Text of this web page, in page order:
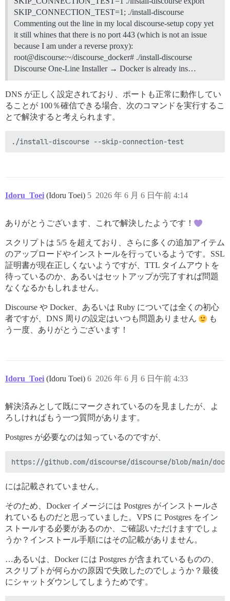
* TLSv1.3 (IN), TLS handshake, Certificate (11):
* TLSv1.3 (IN), TLS handshake, CERT verify (15):
* TLSv1.3 (IN), TLS handshake, Finished (20):
* TLSv1.3 (OUT), TLS change cipher, Change cipher
* TLSv1.3 (OUT), TLS handshake, Finished (20):
* SSL connection using TLSv1.3 /
* ALPN: server accepted http/1.1
* Server certificate:
*  start date: Jun  6 00:26:43 2026 GMT
*  expire date: Sep  4 00:26:42 2026 GMT
*  subjectAltName: host "metabolism.logophilia.eu"
*  issuer: C=US; O=Let's Encrypt; CN=YR2
*   Certificate level 0: Public key type RSA (2048/
*   Certificate level 1: Public key type RSA (2048/
> GET / HTTP/1.1
> Host: metabolism.logophilia.eu
> Accept: */*
>
* Request completely sent off
* TLSv1.3 (IN), TLS handshake, Newsession Ticket
* TLSv1.3 (IN), TLS handshake, Newsession Ticket
< HTTP/1.1 200 OK
< Date: Sat, 06 Jun 2026 02:52:36 GMT
< Server: Apache
< Last-Modified: Sat, 06 Jun 2026 01:25:19 GMT
< ETag: "1325f-6538ba67ff892"
< Accept-Ranges: bytes
< Content-Length: 78431
< Content-Type: text/html; charset=UTF-8
  <title>
metabolism.logophilia.eu &mdash;  Domain
……
SKIP_CONNECTION_TEST=1; ./install-discourse
Commenting out the line in my local discourse-setup copy yet
it still whines that there is no port 443 (which is not an issue
because I am under a reverse proxy):
root@discourse:~/discourse_docker# ./install-discourse
Discourse One-Line Installer → Docker is already ins…
DNS が正しく設定されており、ポートも正常に動作してい
ることが 100％確信できる場合、次のコマンドを実行するこ
とで解決すると考えられます。
Idoru_Toei (Idoru Toei) 2026 年 6 月 6 日午前 4:14
5
ありがとうございます、これで解決したようです！
スクリプトは 5/5 を超えており、さらに多くの追加アイテム
のアップロードやインストールを行っているようです。SSL
証明書が現在正しくないようですが、TTL タイムアウトを
待っているのか、あるいはセットアップが完了すれば問題
なくなるかもしれません。
Discourse や Docker、あるいは Ruby については全くの初心
者ですが、DNS 周りの設定はいつも問題ありません
も
う一度、ありがとうございます！
Idoru_Toei (Idoru Toei) 2026 年 6 月 6 日午前 4:33
6
解決済みとして既にマークされているのを見ましたが、よ
ろしければもう一つ質問があります。
Postgres が必要なのは知っているのですが、
には記載されていません。
そのため、Docker イメージには Postgres がインストールさ
れているものだと思っていました。VPS に Postgres をイン
ストールする必要があるのか、ご確認いただけますでしょ
うか？インストール手順にはその記載がありません。
…あるいは、Docker には Postgres が含まれているものの、
スクリプトが何らかの原因で失敗したのでしょうか？最後
にシャットダウンしてしまうためです。